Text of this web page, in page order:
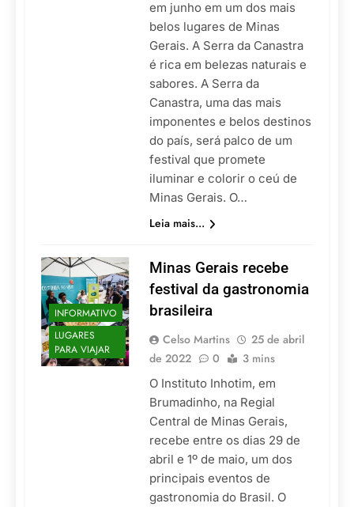
em junho em um dos mais
belos lugares de Minas
Gerais. A Serra da Canastra
é rica em belezas naturais e
sabores. A Serra da
Canastra, uma das mais
imponentes e belos destinos
do país, será palco de um
festival que promete
iluminar e colorir o ceú de
Minas Gerais. O…
Leia mais...
INFORMATIVO
LUGARES
PARA VIAJAR
Minas Gerais recebe
festival da gastronomia
brasileira
Celso Martins
25 de abril
de 2022
0 3 mins
O Instituto Inhotim, em
Brumadinho, na Regial
Central de Minas Gerais,
recebe entre os dias 29 de
abril e 1º de maio, um dos
principais eventos de
gastronomia do Brasil. O